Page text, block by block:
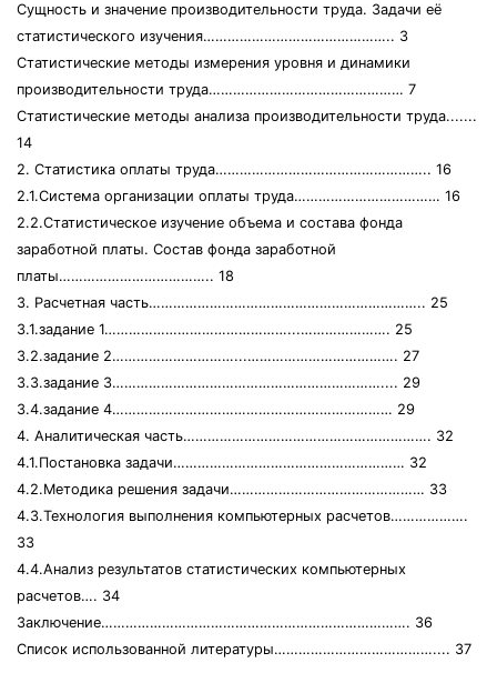
Сущность и значение производительности труда. Задачи её
статистического изучения……………………………………….. 3
Статистические методы измерения уровня и динамики
производительности труда………………………………………… 7
Статистические методы анализа производительности труда.......
14
2. Статистика оплаты труда…………………………………………….. 16
2.1.Система организации оплаты труда……………………………… 16
2.2.Статистическое изучение объема и состава фонда
заработной платы. Состав фонда заработной
платы……………………………….. 18
3. Расчетная часть………………………………………………………….. 25
3.1.задание 1………………………………………...…………………. 25
3.2.задание 2…………………………...………………………………. 27
3.3.задание 3………………………………………………………….... 29
3.4.задание 4…………………………………………………………… 29
4. Аналитическая часть……………………………………………………. 32
4.1.Постановка задачи………………………………………………… 32
4.2.Методика решения задачи………………………………………… 33
4.3.Технология выполнения компьютерных расчетов……………….
33
4.4.Анализ результатов статистических компьютерных
расчетов…. 34
Заключение…………………………………………………………………. 36
Список использованной литературы………………………………….... 37